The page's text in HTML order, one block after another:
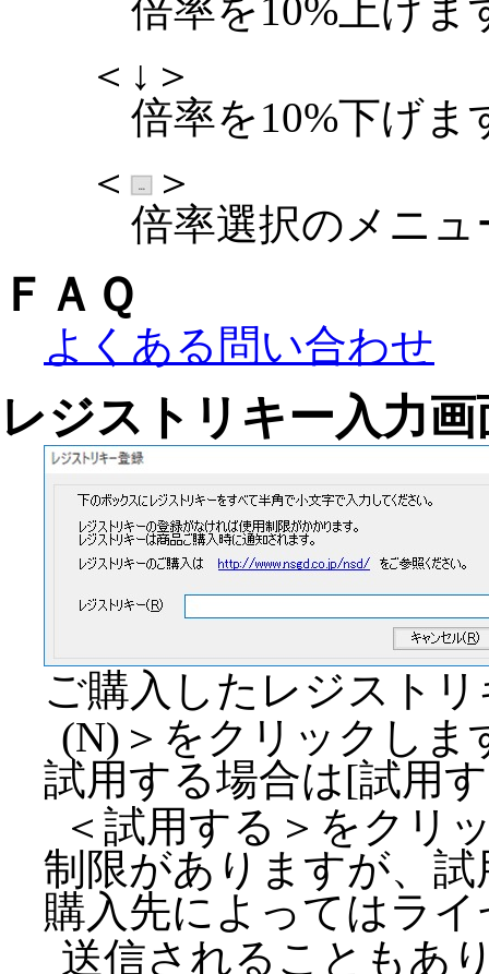
倍率を10%上げま
＜↓＞
倍率を10%下げま
＜
＞
倍率選択のメニ
ＦＡＱ
よくある問い合わせ
レジストリキー入力画
ご購入したレジスト
(N)＞をクリックしま
試用する場合は[試用
＜試用する＞をクリ
制限がありますが、
購入先によってはラ
送信されることもあ